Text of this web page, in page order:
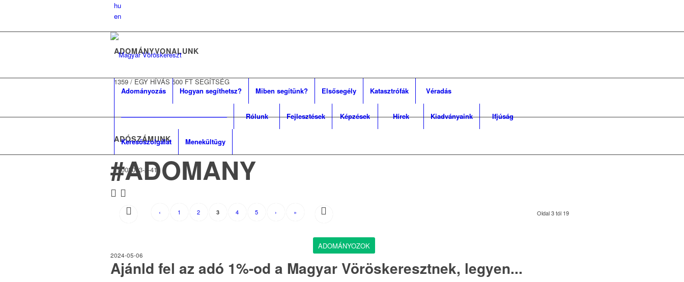
hu
en
ADOMÁNYVONALUNK
1359/ EGY HÍVÁS 500 FT SEGÍTSÉG
ADÓSZÁMUNK
19002093-2-41
ADOMÁNYOZOK
Adományozás Hogyan segíthetsz? Miben segítünk? Elsősegély Katasztrófák Véradás
———————————————— Rólunk Fejlesztések Képzések Hírek Kiadványaink Ifjúság
Keresőszolgálat Menekültügy
#ADOMANY
Oldal 3 tól 19
‹ 1 2 3 4 5 › »
2024-05-06
Ajánld fel az adó 1%-od a Magyar Vöröskeresztnek, legyen...